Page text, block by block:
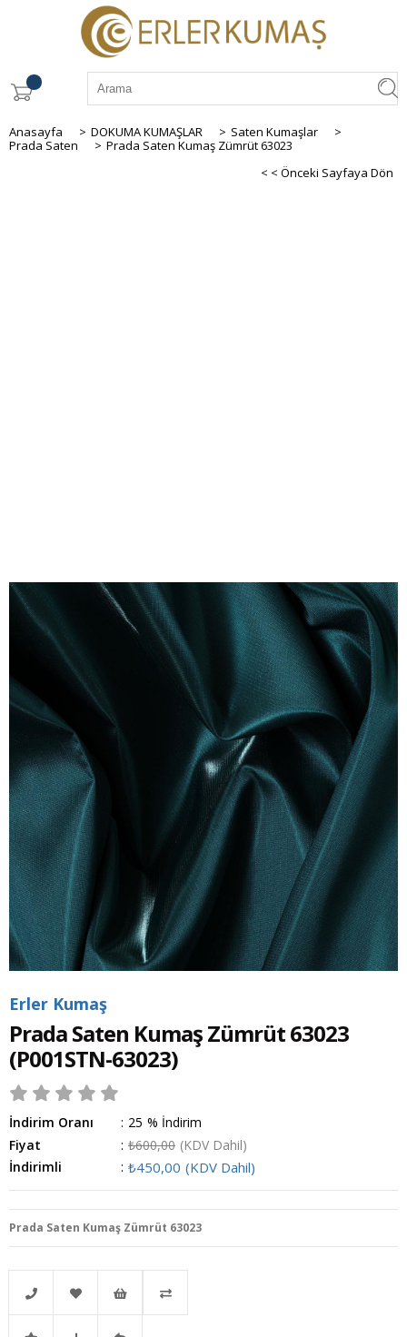
Anasayfa > DOKUMA KUMAŞLAR > Saten Kumaşlar
>
Prada Saten
> Prada Saten Kumaş Zümrüt 63023
< < Önceki Sayfaya Dön
Erler Kumaş
Prada Saten Kumaş Zümrüt 63023
(P001STN-63023)
İndirim Oranı : %
25
İndirim
Fiyat
: ₺600,00 (KDV Dahil)
İndirimli
: ₺450,00 (KDV Dahil)
Prada Saten Kumaş Zümrüt 63023